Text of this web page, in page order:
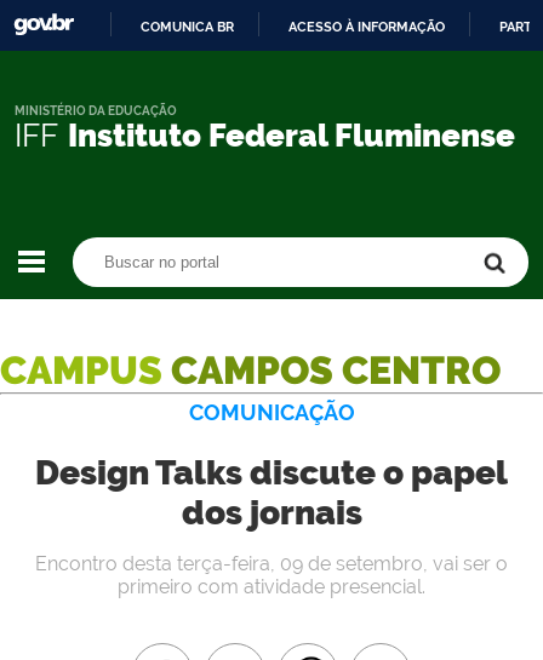
CONTEÚDO
COMUNICA BR ACESSO À INFORMAÇÃO
IFF Instituto Federal Fluminense
MINISTÉRIO DA EDUCAÇÃO
CAMPUS CAMPOS CENTRO
COMUNICAÇÃO
Design Talks discute o papel
dos jornais
Encontro desta terça-feira, 09 de setembro, vai ser o
primeiro com atividade presencial.